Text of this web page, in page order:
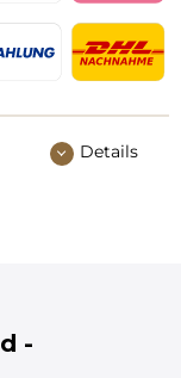
Details
-